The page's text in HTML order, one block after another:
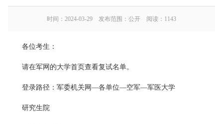
时间：2024-03-29 发布范围：公开 阅读： 1143
各位考生：
请在军网的大学首页查看复试名单。
登录路径：军委机关网—各单位—空军—军医大学
研究生院